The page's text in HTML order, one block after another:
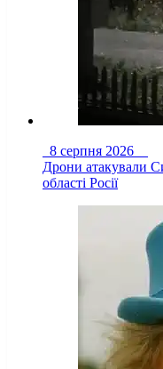
8 серпня 2026
Дрони атакували
області Росії